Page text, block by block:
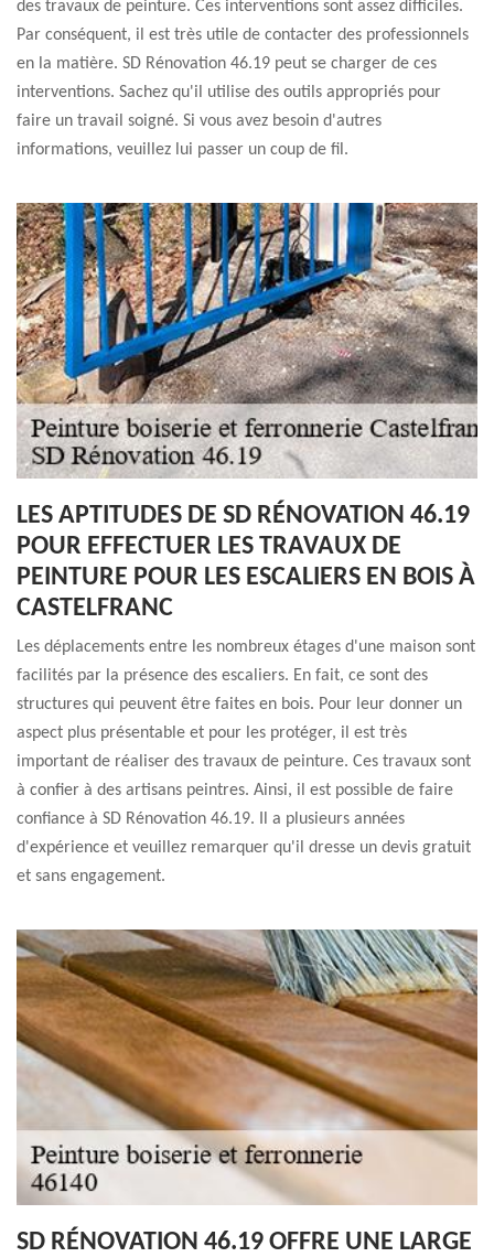
des travaux de peinture. Ces interventions sont assez difficiles.
Par conséquent, il est très utile de contacter des professionnels
en la matière. SD Rénovation 46.19 peut se charger de ces
interventions. Sachez qu'il utilise des outils appropriés pour
faire un travail soigné. Si vous avez besoin d'autres
informations, veuillez lui passer un coup de fil.
LES APTITUDES DE SD RÉNOVATION 46.19
POUR EFFECTUER LES TRAVAUX DE
PEINTURE POUR LES ESCALIERS EN BOIS À
CASTELFRANC
Les déplacements entre les nombreux étages d'une maison sont
facilités par la présence des escaliers. En fait, ce sont des
structures qui peuvent être faites en bois. Pour leur donner un
aspect plus présentable et pour les protéger, il est très
important de réaliser des travaux de peinture. Ces travaux sont
à confier à des artisans peintres. Ainsi, il est possible de faire
confiance à SD Rénovation 46.19. Il a plusieurs années
d'expérience et veuillez remarquer qu'il dresse un devis gratuit
et sans engagement.
SD RÉNOVATION 46.19 OFFRE UNE LARGE